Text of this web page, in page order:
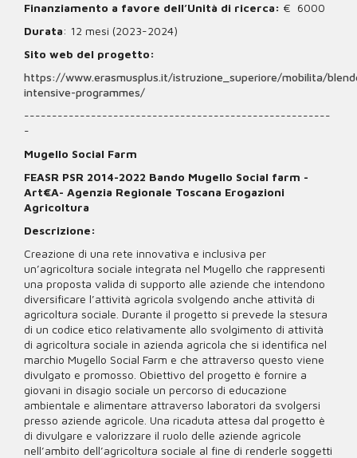
Finanziamento a favore dell’Unità di ricerca: € 6000
Durata: 12 mesi (2023-2024)
Sito web del progetto:
https://www.erasmusplus.it/istruzione_superiore/mobilita/
intensive-programmes/
-------------------------------------------------------
-
Mugello Social Farm
FEASR PSR 2014-2022 Bando Mugello Social farm -
Art€A- Agenzia Regionale Toscana Erogazioni
Agricoltura
Descrizione:
Creazione di una rete innovativa e inclusiva per
un’agricoltura sociale integrata nel Mugello che rappresenti
una proposta valida di supporto alle aziende che intendono
diversificare l’attività agricola svolgendo anche attività di
agricoltura sociale. Durante il progetto si prevede la stesura
di un codice etico relativamente allo svolgimento di attività
di agricoltura sociale in azienda agricola che si identifica nel
marchio Mugello Social Farm e che attraverso questo viene
divulgato e promosso. Obiettivo del progetto è fornire a
giovani in disagio sociale un percorso di educazione
ambientale e alimentare attraverso laboratori da svolgersi
presso aziende agricole. Una ricaduta attesa dal progetto è
di divulgare e valorizzare il ruolo delle aziende agricole
nell’ambito dell’agricoltura sociale al fine di renderle soggetti